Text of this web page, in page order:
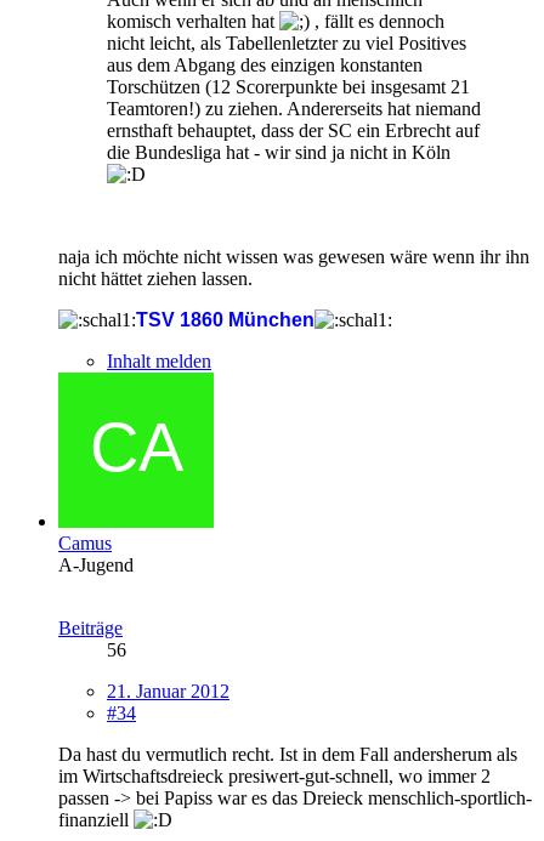
komisch verhalten hat
, fällt es dennoch
nicht leicht, als Tabellenletzter zu viel Positives
aus dem Abgang des einzigen konstanten
Torschützen (12 Scorerpunkte bei insgesamt 21
Teamtoren!) zu ziehen. Andererseits hat niemand
ernsthaft behauptet, dass der SC ein Erbrecht auf
die Bundesliga hat - wir sind ja nicht in Köln
naja ich möchte nicht wissen was gewesen wäre wenn ihr ihn
nicht hättet ziehen lassen.
TSV 1860 München
Inhalt melden
Camus
A-Jugend
Beiträge
56
21. Januar 2012
#34
Da hast du vermutlich recht. Ist in dem Fall andersherum als
im Wirtschaftsdreieck presiwert-gut-schnell, wo immer 2
passen -> bei Papiss war es das Dreieck menschlich-sportlich-
finanziell